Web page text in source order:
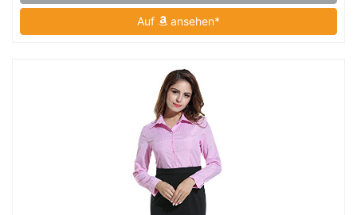
Auf ansehen*